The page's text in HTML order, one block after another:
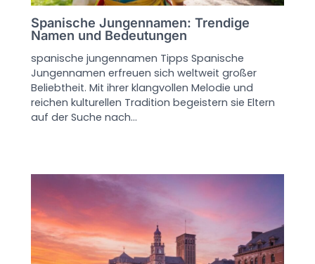
Spanische Jungennamen: Trendige
Namen und Bedeutungen
spanische jungennamen Tipps Spanische
Jungennamen erfreuen sich weltweit großer
Beliebtheit. Mit ihrer klangvollen Melodie und
reichen kulturellen Tradition begeistern sie Eltern
auf der Suche nach…